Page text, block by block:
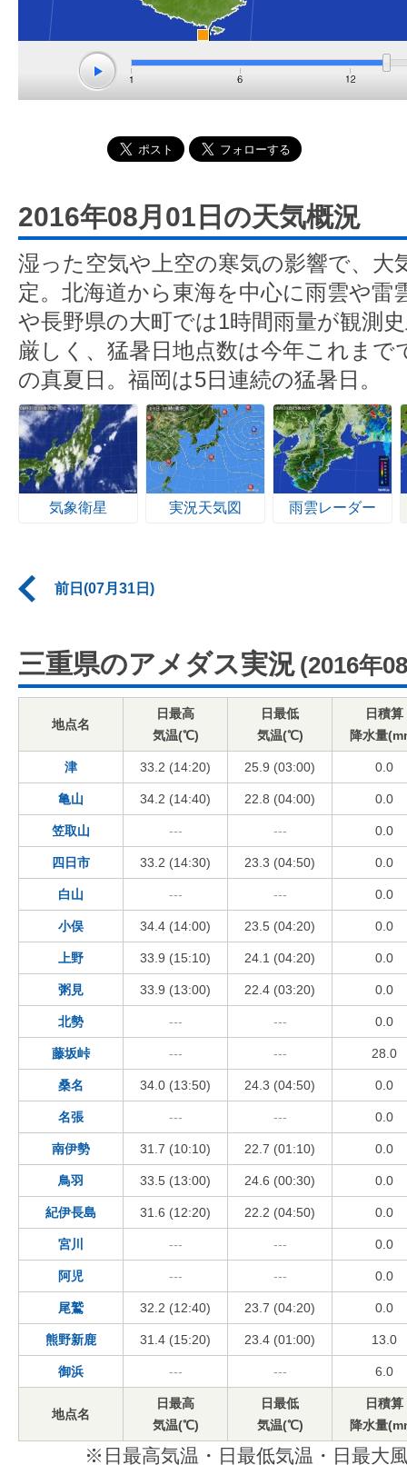
2016年08月01日の天気概況
湿った空気や上空の寒気の影響で、大
定。北海道から東海を中心に雨雲や雷
や長野県の大町では1時間雨量が観測
厳しく、猛暑日地点数は今年これまで
の真夏日。福岡は5日連続の猛暑日。
気象衛星 実況天気図 雨雲レーダー
前日(07月31日)
三重県のアメダス実況 (2016年
地点名
日最高
気温(℃)
日最低
気温(℃)
日積算
降水量
津 33.2 (14:20) 25.9 (03:00) 0.0
亀山 34.2 (14:40) 22.8 (04:00) 0.0
笠取山 --- --- 0.0
四日市 33.2 (14:30) 23.3 (04:50) 0.0
白山 --- --- 0.0
小俣 34.4 (14:00) 23.5 (04:20) 0.0
上野 33.9 (15:10) 24.1 (04:20) 0.0
粥見 33.9 (13:00) 22.4 (03:20) 0.0
北勢 --- --- 0.0
藤坂峠 --- --- 28.0
桑名 34.0 (13:50) 24.3 (04:50) 0.0
名張 --- --- 0.0
南伊勢 31.7 (10:10) 22.7 (01:10) 0.0
鳥羽 33.5 (13:00) 24.6 (00:30) 0.0
紀伊長島 31.6 (12:20) 22.2 (04:50) 0.0
宮川 --- --- 0.0
阿児 --- --- 0.0
尾鷲 32.2 (12:40) 23.7 (04:20) 0.0
熊野新鹿 31.4 (15:20) 23.4 (01:00) 13.0
御浜 --- --- 6.0
地点名
日最高
気温(℃)
日最低
気温(℃)
日積算
降水量
※日最高気温・日最低気温・日最大